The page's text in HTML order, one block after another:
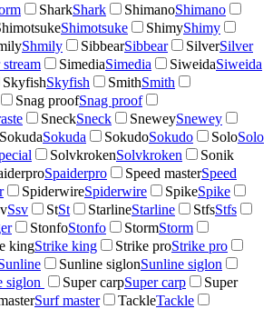
SharkShark ShimanoShimano
Shimotsuke ShimyShimy
Shmily SibbearSibbear SilverSilver
SimediaSimedia SiweidaSiweida
SkyfishSkyfish SmithSmith
Snag proofSnag proof
SneckSneck SneweySnewey
SokudaSokuda SokudoSokudo SoloSolo
SolvkrokenSolvkroken
Sonik
Spaiderpro Speed masterSpeed
SpiderwireSpiderwire SpikeSpike
Ssv StSt StarlineStarline StfsStfs
StonfoStonfo StormStorm
kingStrike king Strike proStrike pro
Sunline siglonSunline siglon
siglon Super carpSuper carp
Super
Surf master TackleTackle